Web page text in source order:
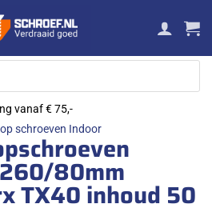
vanaf € 75,-
schroeven Indoor
80mm
TX40 inhoud 50